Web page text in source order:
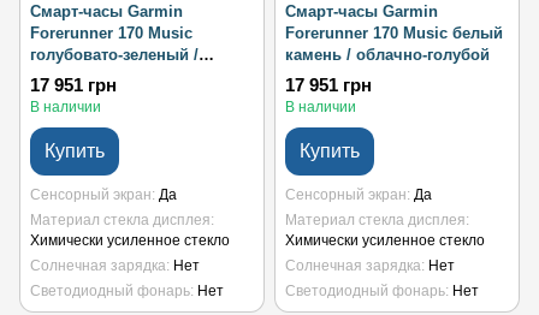
Смарт-часы Garmin
Forerunner 170 Music
голубовато-зеленый /
цитрон
17 951 грн
В наличии
Купить
Сенсорный экран Да
Материал стекла дисплея
Химически усиленное стекло
Солнечная зарядка Нет
Светодиодный фонарь Нет
Смарт-часы Garmin
Forerunner 170 Music белый
камень / облачно-голубой
17 951 грн
В наличии
Купить
Сенсорный экран Да
Материал стекла дисплея
Химически усиленное стекло
Солнечная зарядка Нет
Светодиодный фонарь Нет